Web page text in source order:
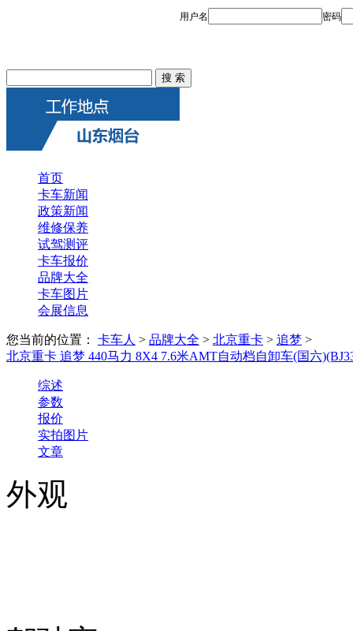
首页
卡车新闻
政策新闻
维修保养
试驾测评
卡车报价
品牌大全
卡车图片
会展信息
您当前的位置： 卡车人 > 品牌大全 > 北京重卡 > 追梦 >
北京重卡 追梦 440马力 8X4 7.6米AMT自动档自卸车(国六
综述
参数
报价
实拍图片
文章
外观